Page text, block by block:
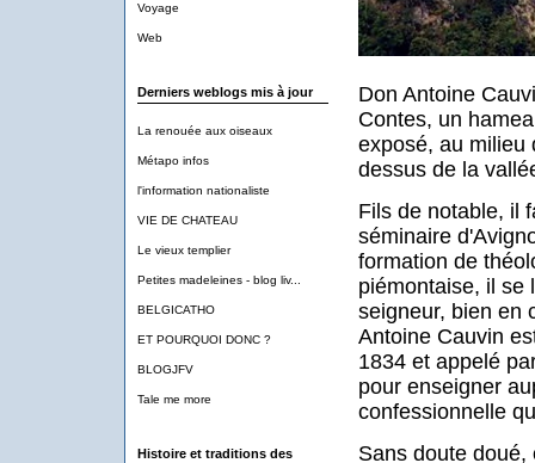
Voyage
Web
Derniers weblogs mis à jour
La renouée aux oiseaux
Métapo infos
l'information nationaliste
VIE DE CHATEAU
Le vieux templier
Petites madeleines - blog liv...
BELGICATHO
ET POURQUOI DONC ?
BLOGJFV
Tale me more
Histoire et traditions des
Don Antoine
Contes, un
exposé, au milieu
dessus de la
Fils de notable, il
séminaire
formation de
piémontaise, il se
seigneur, bien en
Antoine Cauvin
1834 et appelé
pour enseigner
confessionnelle
Sans doute doué,